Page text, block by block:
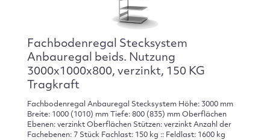
Fachbodenregal Stecksystem
Anbauregal beids. Nutzung
3000x1000x800, verzinkt, 150 KG
Tragkraft
Fachbodenregal Anbauregal Stecksystem Höhe: 3000 mm
Breite: 1000 (1010) mm Tiefe: 800 (835) mm Oberflächen
Ebenen: verzinkt Oberflächen Stützen: verzinkt Anzahl der
Fachebenen: 7 Stück Fachlast: 150 kg :: Feldlast: 1600 kg